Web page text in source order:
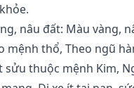
nâu đất: Màu vàng,
thổ, Theo ngũ
sửu thuộc mệnh Kim,